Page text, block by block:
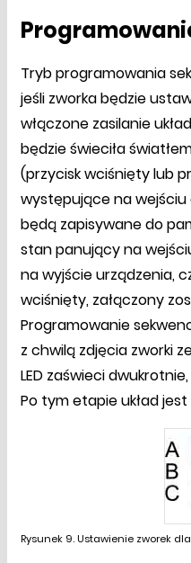
Tryb programowania
jeśli zworka będzie
włączone zasilanie
będzie świeciła
(przycisk wciśnięty lub
występujące na
będą zapisywane do
stan panujący na
na wyjście urządzenia,
wciśnięty, załączony
Programowanie
z chwilą zdjęcia zworki
LED zaświeci
Po tym etapie układ
Rysunek 9. Ustawienie zworek